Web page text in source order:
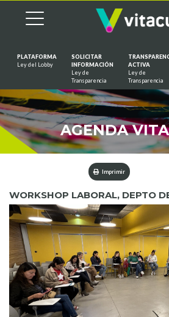
PLATAFORMA
Ley del Lobby
SOLICITAR
INFORMACIÓN
Ley de
Transparencia
ACTIVA
Ley de
Transparencia
AGENDA
Imprimir
WORKSHOP LABORAL, DEPTO